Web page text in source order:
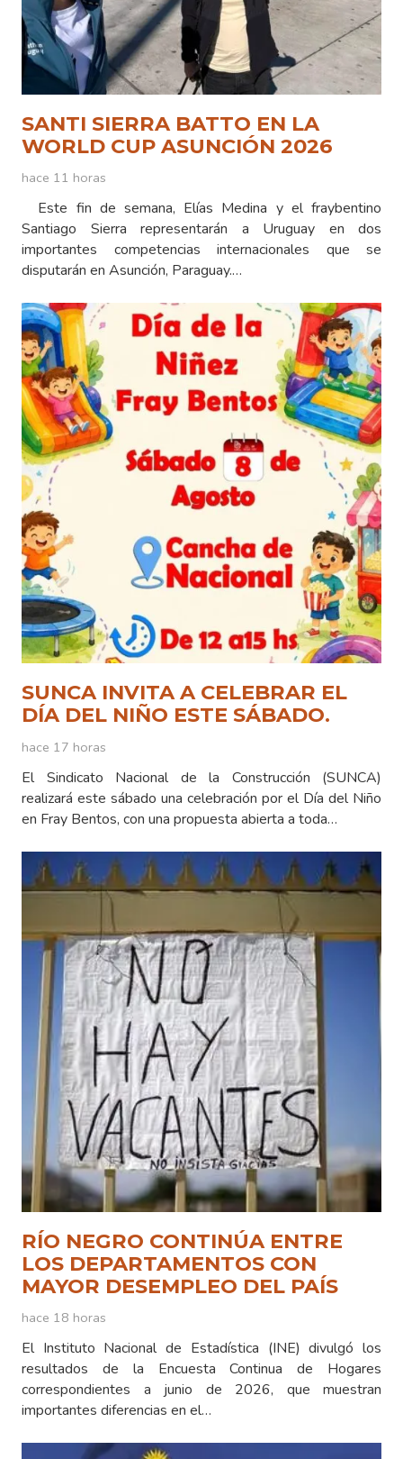
SANTI SIERRA BATTO EN LA
WORLD CUP ASUNCIÓN 2026
hace 11 horas
Este fin de semana, Elías Medina y el fraybentino
Santiago Sierra representarán a Uruguay en dos
importantes competencias internacionales que se
disputarán en Asunción, Paraguay.…
SUNCA INVITA A CELEBRAR EL
DÍA DEL NIÑO ESTE SÁBADO.
hace 17 horas
El Sindicato Nacional de la Construcción (SUNCA)
realizará este sábado una celebración por el Día del Niño
en Fray Bentos, con una propuesta abierta a toda…
RÍO NEGRO CONTINÚA ENTRE
LOS DEPARTAMENTOS CON
MAYOR DESEMPLEO DEL PAÍS
hace 18 horas
El Instituto Nacional de Estadística (INE) divulgó los
resultados de la Encuesta Continua de Hogares
correspondientes a junio de 2026, que muestran
importantes diferencias en el…